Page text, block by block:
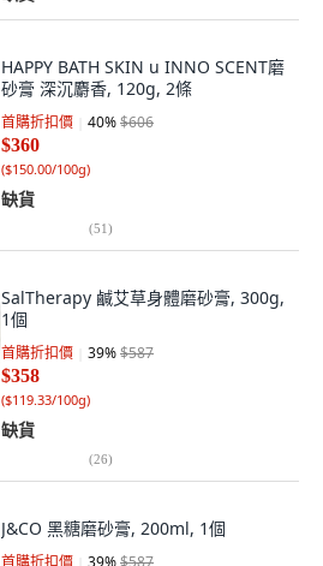
HAPPY BATH SKIN u INNO SCENT磨
砂膏 深沉麝香, 120g, 2條
首購折扣價 40%$606
$360
($150.00/100g)
缺貨
(51)
SalTherapy 鹹艾草身體磨砂膏, 300g,
1個
首購折扣價 39%$587
$358
($119.33/100g)
缺貨
(26)
J&CO 黑糖磨砂膏, 200ml, 1個
首購折扣價 39%$587